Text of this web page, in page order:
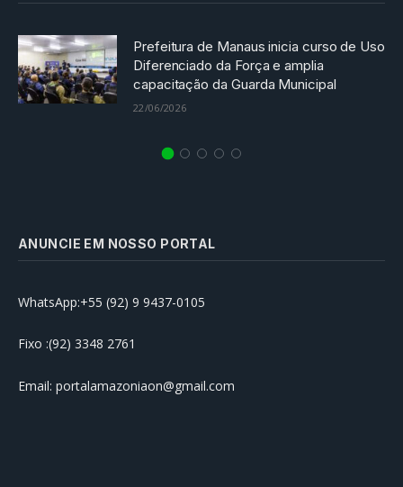
Prefeitura de Manaus inicia curso de Uso
Diferenciado da Força e amplia
capacitação da Guarda Municipal
22/06/2026
ANUNCIE EM NOSSO PORTAL
WhatsApp:+55 (92) 9 9437-0105
Fixo :(92) 3348 2761
Email: portalamazoniaon@gmail.com